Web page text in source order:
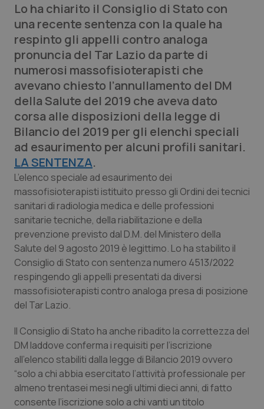
Basilicata
Calabria
Campania
Emilia-Romagna
Friuli Venezia Giulia
Lazio
Liguria
Lombardia
Marche
Molise
Piemonte
Provincia Autonoma di Bolzano
Provincia Autonoma di Trento
Artrite & artrosi
Asma & BPCO
Car-T
Colesterolo & coronaropatie
Dermatite Atopica
Diabete & glucometri
Disturbi dell’umore
Dolore
Donna & Salute
Epatiti
HIV
Infezioni & Febbre
Ipertensione & Scompenso
QS Club Newsletter
Lo ha chiarito il Consiglio di Stato con
una recente sentenza con la quale ha
respinto gli appelli contro analoga
pronuncia del Tar Lazio da parte di
numerosi massofisioterapisti che
avevano chiesto l’annullamento del DM
della Salute del 2019 che aveva dato
corsa alle disposizioni della legge di
Bilancio del 2019 per gli elenchi speciali
ad esaurimento per alcuni profili sanitari.
LA SENTENZA.
L’elenco speciale ad esaurimento dei
massofisioterapisti istituito presso gli Ordini dei tecnici
sanitari di radiologia medica e delle professioni
sanitarie tecniche, della riabilitazione e della
prevenzione previsto dal D.M. del Ministero della
Salute del 9 agosto 2019 è legittimo. Lo ha stabilito il
Consiglio di Stato con sentenza numero 4513/2022
respingendo gli appelli presentati da diversi
massofisioterapisti contro analoga presa di posizione
del Tar Lazio.
Il Consiglio di Stato ha anche ribadito la correttezza del
DM laddove conferma i requisiti per l’iscrizione
all’elenco stabiliti dalla legge di Bilancio 2019 ovvero
“solo a chi abbia esercitato l’attività professionale per
almeno trentasei mesi negli ultimi dieci anni, di fatto
consente l’iscrizione solo a chi vanti un titolo